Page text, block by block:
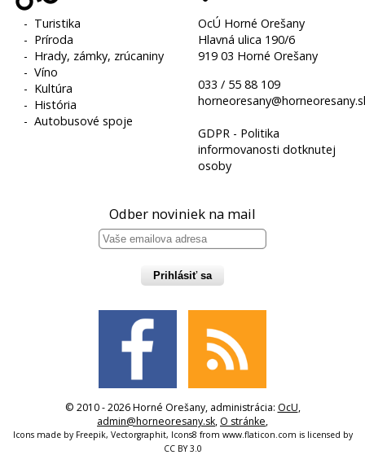
- Turistika
- Príroda
- Hrady, zámky, zrúcaniny
-Víno
- Kultúra
- História
-Autobusové spoje
OcÚ Horné Orešany
Hlavná ulica 190/6
919 03 Horné Orešany
033 / 55 88 109
GDPR - Politika
informovanosti dotknutej
osoby
Odber noviniek na mail
Prihlásiť sa
© 2010 - 2026 Horné Orešany, administrácia: OcU,
admin@horneoresany.sk, O stránke,
Icons made by Freepik, Vectorgraphit, Icons8 from www.flaticon.com is licensed by
CC BY 3.0